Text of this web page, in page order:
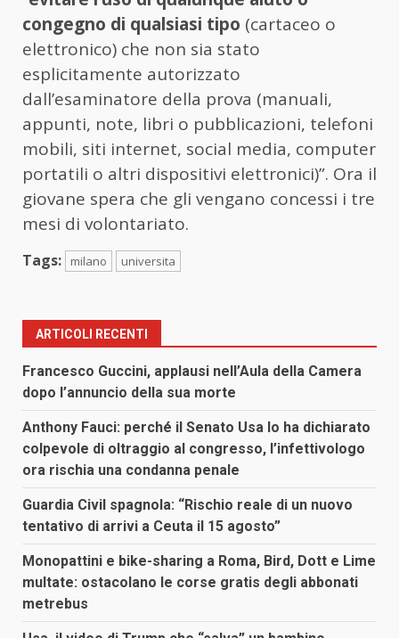
congegno di qualsiasi tipo (cartaceo o
elettronico) che non sia stato
esplicitamente autorizzato
dall’esaminatore della prova (manuali,
appunti, note, libri o pubblicazioni, telefoni
mobili, siti internet, social media, computer
portatili o altri dispositivi elettronici)”. Ora il
giovane spera che gli vengano concessi i tre
mesi di volontariato.
Tags: milano universita
ARTICOLI RECENTI
Francesco Guccini, applausi nell’Aula della Camera
dopo l’annuncio della sua morte
Anthony Fauci: perché il Senato Usa lo ha dichiarato
colpevole di oltraggio al congresso, l’infettivologo
ora rischia una condanna penale
Guardia Civil spagnola: “Rischio reale di un nuovo
tentativo di arrivi a Ceuta il 15 agosto”
Monopattini e bike-sharing a Roma, Bird, Dott e Lime
multate: ostacolano le corse gratis degli abbonati
metrebus